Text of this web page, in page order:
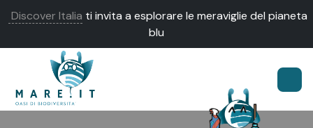
Discover Italia ti invita a esplorare le meraviglie del pianeta
blu